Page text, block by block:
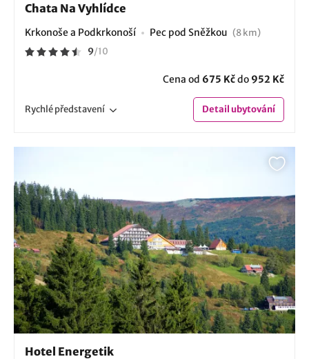
Chata Na Vyhlídce
Krkonoše a Podkrkonoší Pec pod Sněžkou (8 km)
9/10
Cena od 675 Kčdo 952 Kč
Rychlépředstavení Detailubytování
Hotel Energetik